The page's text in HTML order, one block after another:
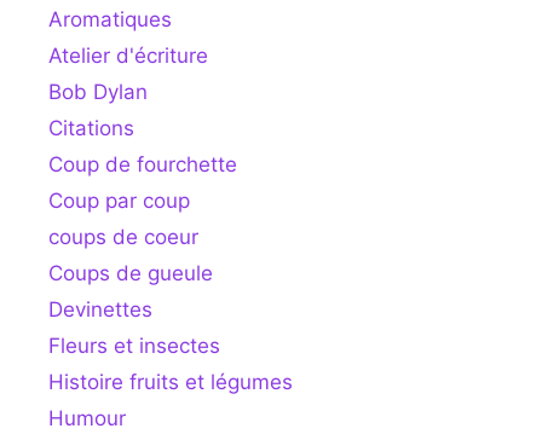
Aromatiques
Atelier d'écriture
Bob Dylan
Citations
Coup de fourchette
Coup par coup
coups de coeur
Coups de gueule
Devinettes
Fleurs et insectes
Histoire fruits et légumes
Humour